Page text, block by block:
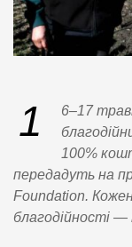
1
6–17
100%
передадуть на
Foundation.
благодійності —